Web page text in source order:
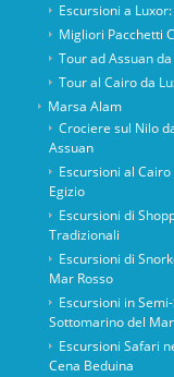
Escursioni a
Migliori Pacchetti
Tour ad Assuan
Tour al Cairo da
Marsa Alam
Crociere sul Nilo
Assuan
Escursioni al
Egizio
Escursioni di
Tradizionali
Escursioni di
Mar Rosso
Escursioni in
Sottomarino del
Escursioni Safari
Cena Beduina